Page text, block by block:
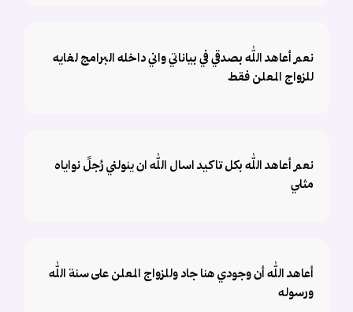
نعم أعاهد الله بصدقي في بياناتي واني داخله البرامج لغايه
للزواج المعلن فقط
نعم أعاهد الله بكل تاكيد اسال الله ان ينولني رُجلً نواياه
مثلي
أعاهد الله أن وجودي هنا جاد وللزواج المعلن على سنة الله
ورسوله